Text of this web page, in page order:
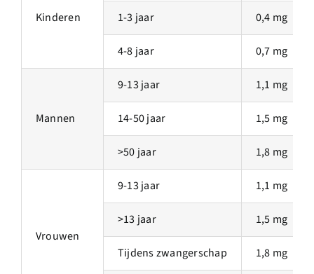
Kinderen 1-3 jaar 0,4 mg
4-8 jaar 0,7 mg
Mannen
9-13 jaar 1,1 mg
14-50 jaar 1,5 mg
>50 jaar 1,8 mg
Vrouwen
9-13 jaar 1,1 mg
>13 jaar 1,5 mg
Tijdens zwangerschap 1,8 mg